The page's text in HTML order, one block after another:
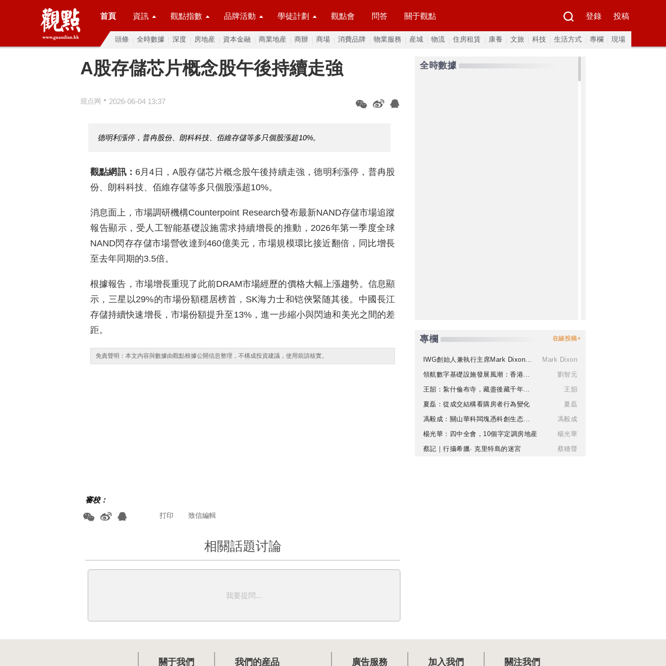
首頁 資訊 觀點指數 品牌活動 學徒計劃 觀點會 問答 關于觀點 登錄 投稿
頭條 全時數據 深度 房地産 資本金融 商業地産 商辦 商場 消費品牌 物業服務 産城 物流 住房租賃 康養 文旅 科技 生活方式 專欄 現場
A股存儲芯片概念股午後持續走強
观点网 • 2026-06-04 13:37
德明利漲停，普冉股份、朗科科技、佰維存儲等多只個股漲超10%。
觀點網訊： 6月4日，A股存儲芯片概念股午後持續走強，德明利漲停，普冉股
份、朗科科技、佰維存儲等多只個股漲超10%。
消息面上，市場調研機構Counterpoint Research發布最新NAND存儲市場追蹤
報告顯示，受人工智能基礎設施需求持續增長的推動，2026年第一季度全球
NAND閃存存儲市場營收達到460億美元，市場規模環比接近翻倍，同比增長
至去年同期的3.5倍。
根據報告，市場增長重現了此前DRAM市場經歷的價格大幅上漲趨勢。信息顯
示，三星以29%的市場份額穩居榜首，SK海力士和铠俠緊随其後。中國長江
存儲持續快速增長，市場份額提升至13%，進一步縮小與閃迪和美光之間的差
距。
免責聲明：本文内容與數據由觀點根據公開信息整理，不構成投資建議，使用前請核實。
審校：
致信編輯
打印
相關話題讨論
我要提問...
全時數據
專欄 在線投稿+
IWG創始人兼執行主席Mark Dixon...
Mark Dixon
領航數字基礎設施發展風潮：香港...
劉智元
王韶：紮什倫布寺，藏盡後藏千年...
王韶
夏磊：從成交結構看購房者行為變化
夏磊
馮毅成：關山華科闆塊憑科創生态...
馮毅成
楊光華：四中全會，10個字定調房地産
楊光華
蔡記｜行攝希臘· 克里特島的迷宮
蔡穗聲
關于我們 我們的産品 廣告服務 加入我們 關注我們